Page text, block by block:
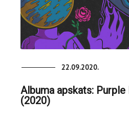
22.09.2020.
Albuma apskats:
(2020)